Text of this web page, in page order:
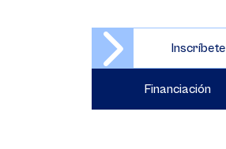
Inscríbete
Financiación